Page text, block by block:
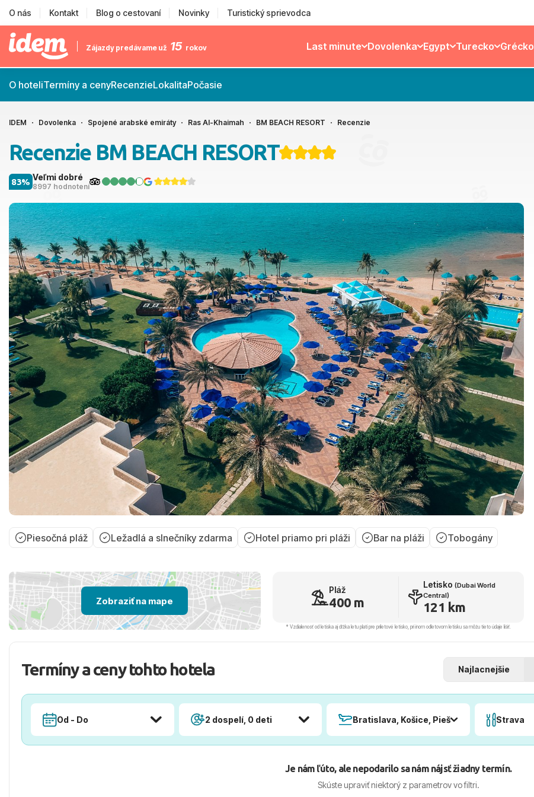
O nás Kontakt Blog o cestovaní Novinky Turistický sprievodca
Zájazdy predávame už 15 rokov Last minute Dovolenka Egypt Turecko Grécko
O hoteliTermíny a cenyRecenzieLokalitaPočasie
IDEM Dovolenka Spojené arabské emiráty Ras Al-Khaimah BM BEACH RESORT Recenzie
Recenzie BM BEACH RESORT
Veľmi dobré
8997 hodnotení
83%
Piesočná pláž Ležadlá a slnečníky zdarma Hotel priamo pri pláži Bar na pláži Tobogány
Zobraziť na mape
Pláž
400 m
Letisko(Dubai World
Central)
121 km
* Vzdialenosť od letiska aj dľžka letu platí pre príletové letisko, pri inom odletovom letisku sa môžu tieto údaje líšiť.
Termíny a ceny tohto hotela Najlacnejšie
Od - Do 2 dospelí, 0 deti Bratislava, Košice, Piešťany, PopradStrava
Je nám ľúto, ale nepodarilo sa nám nájsť žiadny termín.
Skúste upraviť niektorý z parametrov vo filtri.